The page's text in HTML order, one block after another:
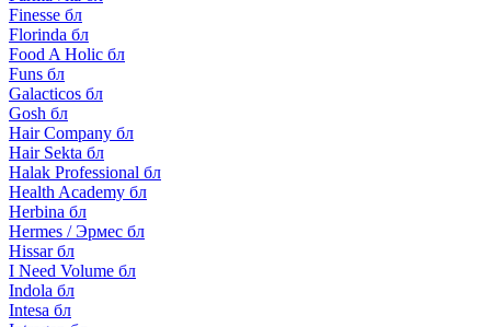
Finesse бл
Florinda бл
Food A Holic бл
Funs бл
Galacticos бл
Gosh бл
Hair Company бл
Hair Sekta бл
Halak Professional бл
Health Academy бл
Herbina бл
Hermes / Эрмес бл
Hissar бл
I Need Volume бл
Indola бл
Intesa бл